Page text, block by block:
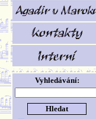
Vyhledávání: